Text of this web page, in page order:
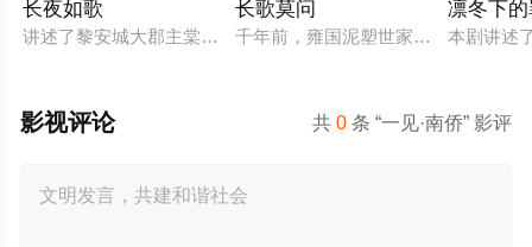
长夜如歌
讲述了黎安城大郡主棠溪槿与烈云峥之间曲折动人的情感，以
长歌莫问
千年前，雍国泥塑世家楚门因进贡的
凛冬下
本剧讲述
共0 条 “一见·南侨” 影评
影视评论